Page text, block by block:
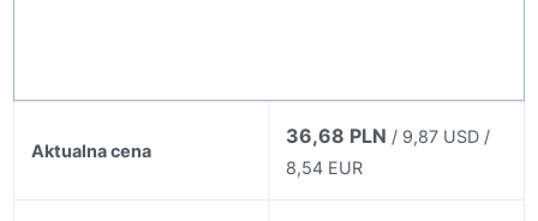
Aktualna cena
36,68 PLN / 9,87 USD /
8,54 EUR